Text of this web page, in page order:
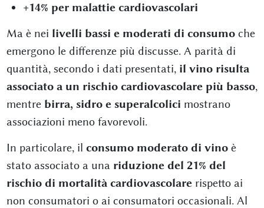
+14% per malattie cardiovascolari
Ma è nei livelli bassi e moderati di consumoche
emergono le differenze più discusse. A parità di
quantità, secondo i dati presentati, il vino risulta
associato a un rischio cardiovascolare più basso,
mentre birra, sidro e superalcolici mostrano
associazioni meno favorevoli.
In particolare, il consumo moderato di vinoè
stato associato a una riduzione del 21% del
rischio di mortalità cardiovascolarerispetto ai
non consumatori o ai consumatori occasionali. Al